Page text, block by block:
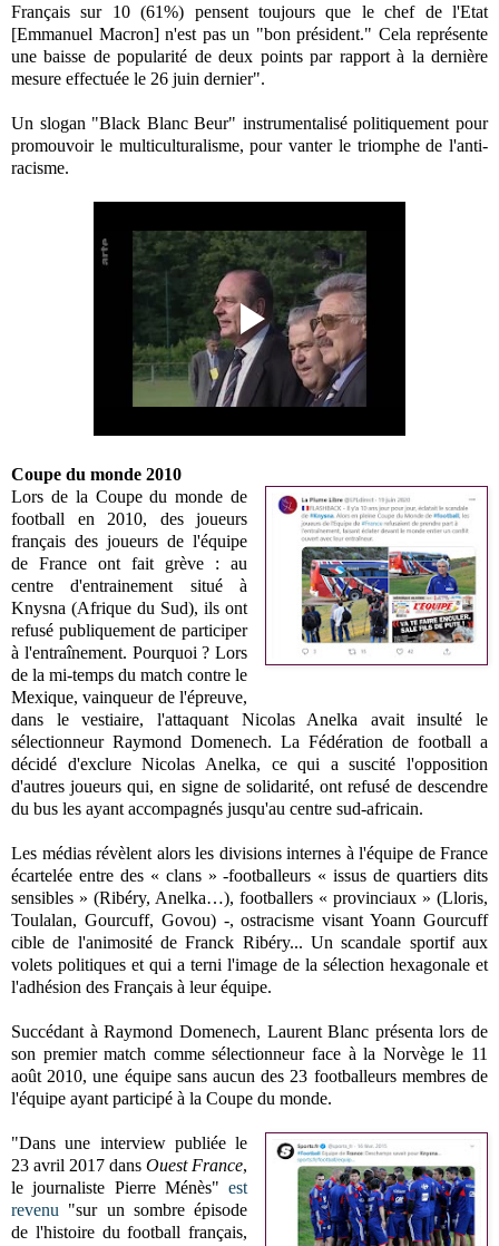
Français sur 10 (61%) pensent toujours que le chef de l'Etat
[Emmanuel Macron] n'est pas un "bon président." Cela représente
une baisse de popularité de deux points par rapport à la dernière
mesure effectuée le 26 juin dernier".
Un slogan "Black Blanc Beur" instrumentalisé politiquement pour
promouvoir le multiculturalisme, pour vanter le triomphe de l'anti-
racisme.
Coupe du monde 2010
Lors de la Coupe du monde de
football en 2010, des joueurs
français des joueurs de l'équipe
de France ont fait grève : au
centre d'entrainement situé à
Knysna (Afrique du Sud), ils ont
refusé publiquement de participer
à l'entraînement. Pourquoi ? Lors
de la mi-temps du match contre le
Mexique, vainqueur de l'épreuve,
dans le vestiaire, l'attaquant Nicolas Anelka avait insulté le
sélectionneur Raymond Domenech. La Fédération de football a
décidé d'exclure Nicolas Anelka, ce qui a suscité l'opposition
d'autres joueurs qui, en signe de solidarité, ont refusé de descendre
du bus les ayant accompagnés jusqu'au centre sud-africain.
Les médias révèlent alors les divisions internes à l'équipe de France
écartelée entre des « clans » -footballeurs « issus de quartiers dits
sensibles » (Ribéry, Anelka…), footballers « provinciaux » (Lloris,
Toulalan, Gourcuff, Govou) -, ostracisme visant Yoann Gourcuff
cible de l'animosité de Franck Ribéry... Un scandale sportif aux
volets politiques et qui a terni l'image de la sélection hexagonale et
l'adhésion des Français à leur équipe.
Succédant à Raymond Domenech, Laurent Blanc présenta lors de
son premier match comme sélectionneur face à la Norvège le 11
août 2010, une équipe sans aucun des 23 footballeurs membres de
l'équipe ayant participé à la Coupe du monde.
"Dans une interview publiée le
23 avril 2017 dansOuest France,
le journaliste Pierre Ménès"est
revenu "sur un sombre épisode
de l'histoire du football français,